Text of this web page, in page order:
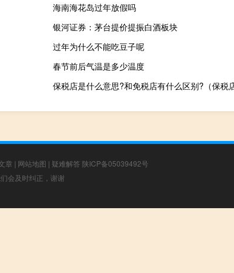
海南海花岛过年放假吗
银河证券：茅台提价提振白酒板块
过年为什么不能吃豆子呢
春节前后气温是多少温度
保税店是什么意思?和免税店有什么区别?（保税
章 | 网站地图 | 疑难解答 陕ICP备05039492号
会及时纠正，谢谢